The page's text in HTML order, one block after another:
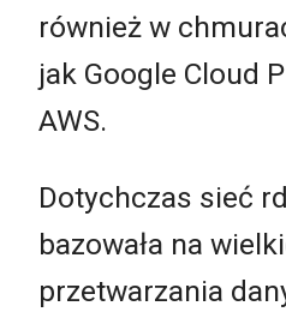
również w
jak Google Cloud
AWS.
Dotychczas sieć
bazowała na
przetwarzania